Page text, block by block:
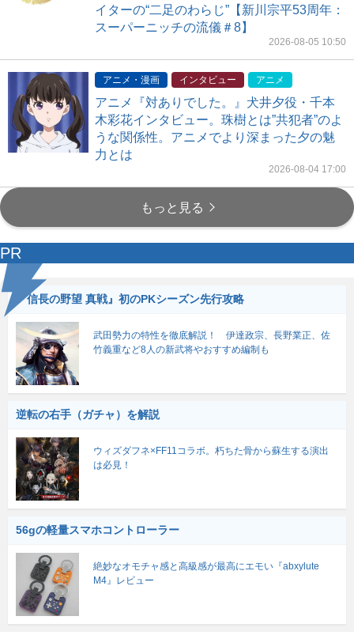
イターの“二足のわらじ”【新川宗平53周年：
スーパーニッチの流儀＃8】
2026-08-05 10:50
アニメ・漫画 インタビュー アニメ
アニメ『対ありでした。』犬井夕役・千本
木彩花インタビュー。珠樹とは”共犯者”のよ
うな関係性。アニメでより深まった夕の魅
力とは
2026-08-04 17:00
もっと見る
PR
『信長の野望 真戦』初のPKシーズン先行攻略
武田勢力の特性を徹底解説！ 伊達政宗、長野業正、佐
竹義重など8人の新武将やおすすめ編制も
逆転の右手（ガチャ）を解説
ウィズダフネ×FF11コラボ。朽ちた骨から蘇生する演出
は必見！
56gの軽量スマホコントローラー
絶妙なオモチャ感と高級感が最高にエモい『abxylute
M4』レビュー